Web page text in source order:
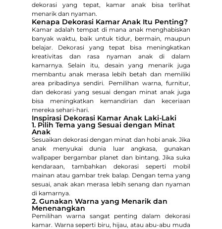
dekorasi yang tepat, kamar anak bisa terlihat
menarik dan nyaman.
Kenapa Dekorasi Kamar Anak Itu Penting?
Kamar adalah tempat di mana anak menghabiskan
banyak waktu, baik untuk tidur, bermain, maupun
belajar. Dekorasi yang tepat bisa meningkatkan
kreativitas dan rasa nyaman anak di dalam
kamarnya. Selain itu, desain yang menarik juga
membantu anak merasa lebih betah dan memiliki
area pribadinya sendiri. Pemilihan warna, furnitur,
dan dekorasi yang sesuai dengan minat anak juga
bisa meningkatkan kemandirian dan keceriaan
mereka sehari-hari.
Inspirasi Dekorasi Kamar Anak Laki-Laki
1. Pilih Tema yang Sesuai dengan Minat
Anak
Sesuaikan dekorasi dengan minat dan hobi anak. Jika
anak menyukai dunia luar angkasa, gunakan
wallpaper bergambar planet dan bintang. Jika suka
kendaraan, tambahkan dekorasi seperti mobil
mainan atau gambar trek balap. Dengan tema yang
sesuai, anak akan merasa lebih senang dan nyaman
di kamarnya.
2. Gunakan Warna yang Menarik dan
Menenangkan
Pemilihan warna sangat penting dalam dekorasi
kamar. Warna seperti biru, hijau, atau abu-abu muda